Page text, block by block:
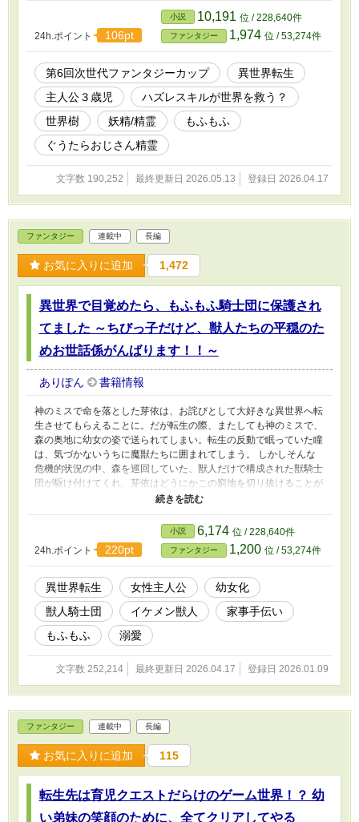
れた魔の森』と呼ばれる、誰も近寄ることのない森へ捨てられてし
まう。 この状況に、死を覚悟するアルフレッド。しかしここで彼
の前に現れたのは、敵意のない妖精たちで。なぜか彼らに気に入ら
れたアルフレッドは、導かれるままにある場所へ向かうことに。そ
して連れられた先にあったのは、今にも枯れてしまいそうな『世界
樹』だった。 するとそこで、ハズレスキルだと思っていた【草む
しり】が、思いもよらない形で、世界樹を救うことになり？ この
出来事をきっかけにアルフレッドは、ぐうたらなおじ守護精霊や、
もふもふの神獣たちに囲まれながら、世界樹の元で新たな生活を送
ることになるのだった。
24h.ポイント 106pt
小説 10,191 位 / 228,640件
ファンタジー 1,974 位 / 53,274件
第6回次世代ファンタジーカップ
異世界転生
主人公３歳児
ハズレスキルが世界を救う？
世界樹
妖精/精霊
もふもふ
ぐうたらおじさん精霊
文字数 190,252 最終更新日 2026.05.13 登録日 2026.04.17
ファンタジー 連載中 長編
お気に入りに追加 1,472
異世界で目覚めたら、もふもふ騎士団に保護され
てました ～ちびっ子だけど、獣人たちの平穏のた
めお世話係がんばります！！～
ありぽん 書籍情報
神のミスで命を落とした芽依は、お詫びとして大好きな異世界へ転
生させてもらえることに。だが転生の際、またしても神のミスで、
森の奥地に幼女の姿で送られてしまい。転生の反動で眠っていた瞳
は、気づかないうちに魔獣たちに囲まれてしまう。 しかしそんな
危機的状況の中、森を巡回していた、獣人だけで構成された獣騎士
団が駆け付けてくれ、芽依はどうにかこの窮地を切り抜けることが
できたのだった。 やがて目を覚ました芽依は、初めは混乱したも
護する案も出たが、ある事情により、芽依はそのまま獣騎士団の宿
舎で暮らすことに。 そこで芽依は、助けてくれた獣騎士たちに恩
を返すため、そして日々厳しい任務に向かう獣人たちが少しでも平
穏に過ごせるようにと、お世話係を買って出る。 そんな芽依に、
当初は不安だった獣人たちだったが、元気で明るい瞳の存在は、次
第に獣人たちの力となっていくのだった。 これはちびっ子転生者
の芽依が、獣人や魔獣たちのために奮闘し、癒しとなっていく。そ
んな、ほっこりまったり？ な物語。
24h.ポイント 220pt
小説 6,174 位 / 228,640件
ファンタジー 1,200 位 / 53,274件
異世界転生 女性主人公
幼女化
獣人騎士団
イケメン獣人
家事手伝い
もふもふ
溺愛
文字数 252,214 最終更新日 2026.04.17 登録日 2026.01.09
ファンタジー 連載中 長編
お気に入りに追加 115
転生先は育児クエストだらけのゲーム世界！？ 幼
い弟妹の笑顔のために、全てクリアしてやる